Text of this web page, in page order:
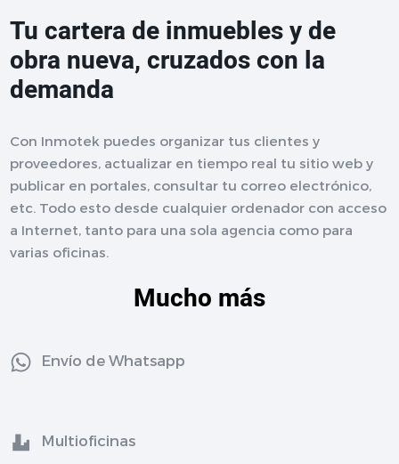
Tu cartera de inmuebles y de
obra nueva, cruzados con la
demanda
Con Inmotek puedes organizar tus clientes y
proveedores, actualizar en tiempo real tu sitio web y
publicar en portales, consultar tu correo electrónico,
etc. Todo esto desde cualquier ordenador con acceso
a Internet, tanto para una sola agencia como para
varias oficinas.
Mucho más
Envío de Whatsapp
Multioficinas